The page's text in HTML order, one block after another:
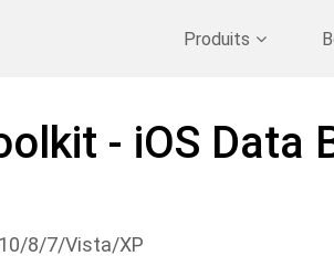
Produits
Récupérer les données supprimées
- iOS Data
8/7/Vista/XP